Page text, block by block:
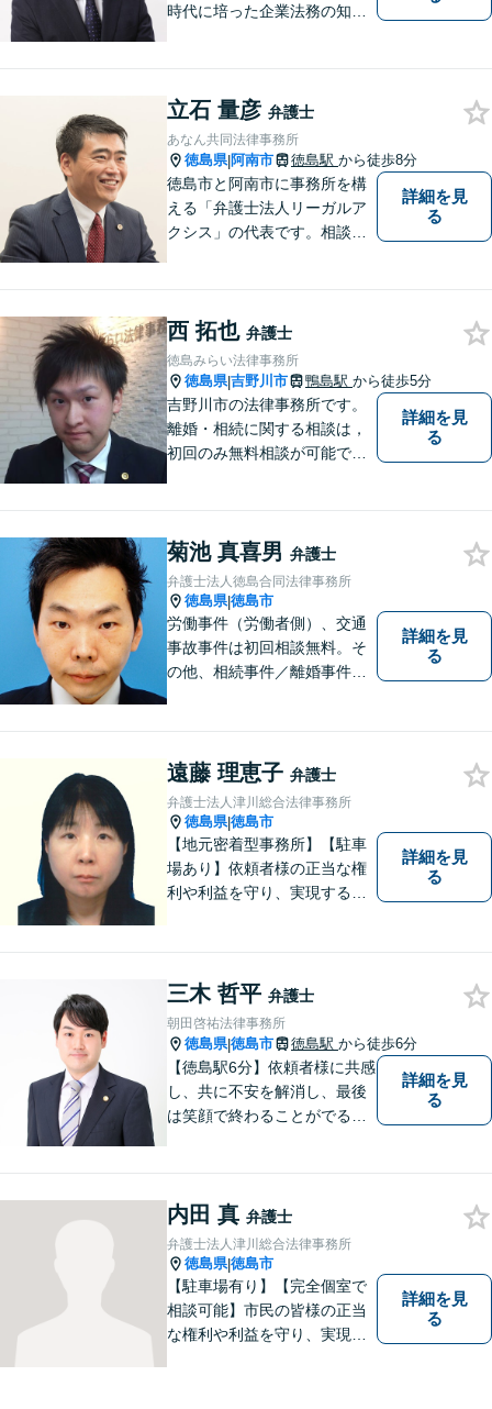
時代に培った企業法務の知見
す。
立石 量彦 弁護士
あなん共同法律事務所
徳島県|阿南市 徳島駅 から徒歩8分
徳島市と阿南市に事務所を構
える「弁護士法人リーガルア
クシス」の代表です。相談い
中心的取扱分野は遺産分割事
件。徳島県出身。東京大学法
学部卒。
詳細を見
る
西 拓也 弁護士
徳島みらい法律事務所
徳島県|吉野川市 鴨島駅 から徒歩5分
吉野川市の法律事務所です。
離婚・相続に関する相談は，
初回のみ無料相談が可能です
詳細を見
る
菊池 真喜男 弁護士
弁護士法人徳島合同法律事務所
徳島県|徳島市
労働事件（労働者側）、交通
事故事件は初回相談無料。そ
の他、相続事件／離婚事件／
れます。【無料駐車場】
詳細を見
る
遠藤 理恵子 弁護士
弁護士法人津川総合法律事務所
徳島県|徳島市
【地元密着型事務所】【駐車
場あり】依頼者様の正当な権
利や利益を守り、実現するた
ります。個人・法人問わずあ
らゆる問題に対応可能！
詳細を見
る
三木 哲平 弁護士
朝田啓祐法律事務所
徳島県|徳島市 徳島駅 から徒歩6分
【徳島駅6分】依頼者様に共感
し、共に不安を解消し、最後
は笑顔で終わることがでるよ
相談にのっています。 まずは
ご相談ください。
詳細を見
る
内田 真 弁護士
弁護士法人津川総合法律事務所
徳島県|徳島市
【駐車場有り】【完全個室で
相談可能】市民の皆様の正当
な権利や利益を守り、実現す
詳細を見
る